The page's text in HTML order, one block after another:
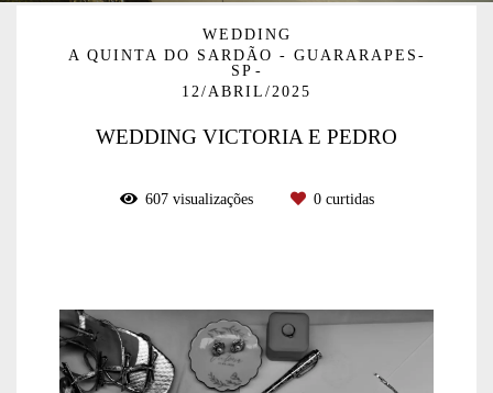
WEDDING
A QUINTA DO SARDÃO - GUARARAPES-
SP
12/ABRIL/2025
WEDDING VICTORIA E PEDRO
607visualizações 0curtidas